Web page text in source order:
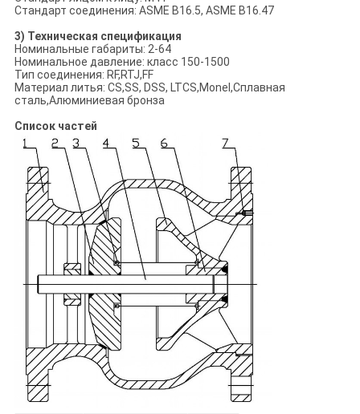
Стандарт соединения: ASME B16.5, ASME B16.47
3) Техническая спецификация
Номинальные габариты: 2-64
Номинальное давление: класс 150-1500
Тип соединения: RF,RTJ,FF
Материал литья: CS,SS, DSS, LTCS,Monel,Сплавная
сталь,Алюминиевая бронза
Список частей